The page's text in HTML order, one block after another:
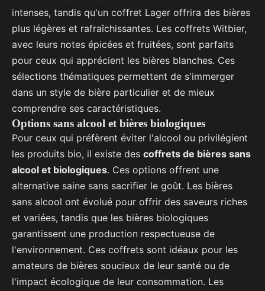
intenses, tandis qu'un coffret Lager offrira des bières
plus légères et rafraîchissantes. Les coffrets Witbier,
avec leurs notes épicées et fruitées, sont parfaits
pour ceux qui apprécient les bières blanches. Ces
sélections thématiques permettent de s'immerger
dans un style de bière particulier et de mieux
comprendre ses caractéristiques.
Options sans alcool et bières biologiques
Pour ceux qui préfèrent éviter l'alcool ou privilégient
les produits bio, il existe des coffrets de bières sans
alcool et biologiques. Ces options offrent une
alternative saine sans sacrifier le goût. Les bières
sans alcool ont évolué pour offrir des saveurs riches
et variées, tandis que les bières biologiques
garantissent une production respectueuse de
l'environnement. Ces coffrets sont idéaux pour les
amateurs de bières soucieux de leur santé ou de
l'impact écologique de leur consommation. Les